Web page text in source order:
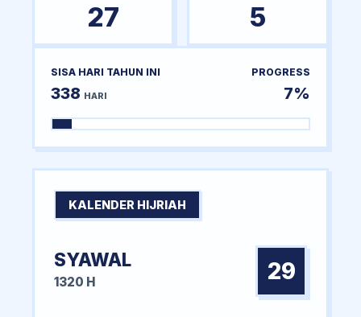
27 5
SISA HARI TAHUN INI
338 HARI
PROGRESS
7%
KALENDER HIJRIAH
SYAWAL
1320 H 29